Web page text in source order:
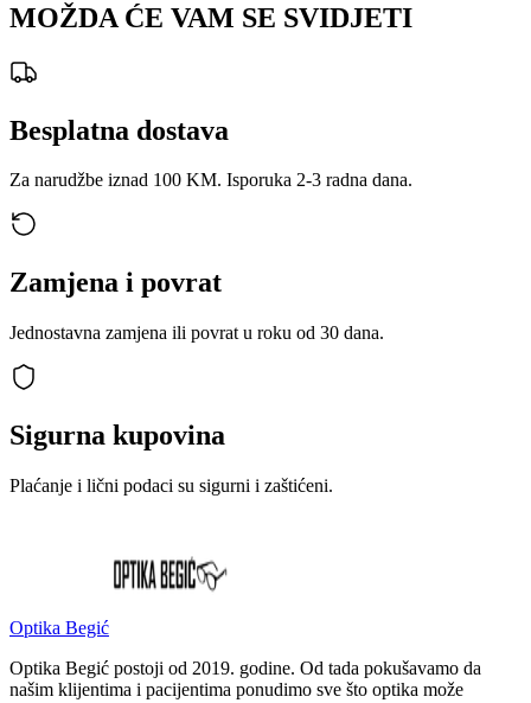
MOŽDA ĆE VAM SE SVIDJETI
Besplatna dostava
Za narudžbe iznad 100 KM. Isporuka 2-3 radna dana.
Zamjena i povrat
Jednostavna zamjena ili povrat u roku od 30 dana.
Sigurna kupovina
Plaćanje i lični podaci su sigurni i zaštićeni.
Optika Begić
Optika Begić postoji od 2019. godine. Od tada pokušavamo da
našim klijentima i pacijentima ponudimo sve što optika može